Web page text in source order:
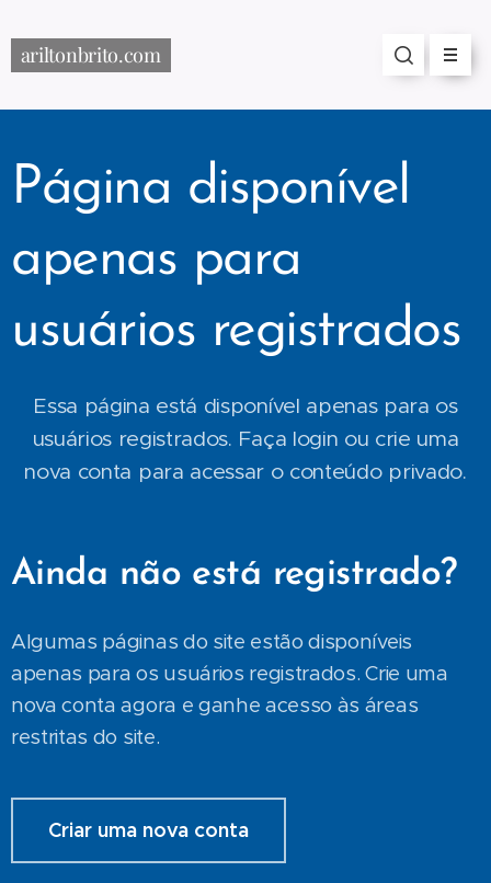
ariltonbrito.com
Página disponível
apenas para
usuários registrados
Essa página está disponível apenas para os
usuários registrados. Faça login ou crie uma
nova conta para acessar o conteúdo privado.
Ainda não está registrado?
Algumas páginas do site estão disponíveis
apenas para os usuários registrados. Crie uma
nova conta agora e ganhe acesso às áreas
restritas do site.
Criar uma nova conta